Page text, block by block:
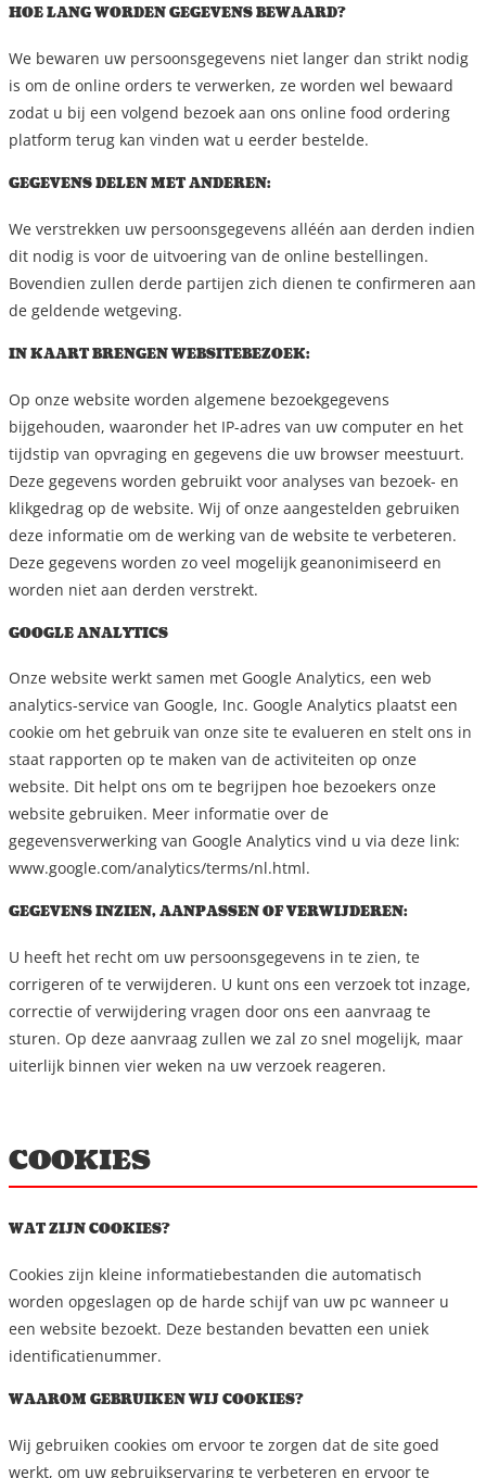
HOE LANG WORDEN GEGEVENS BEWAARD?
We bewaren uw persoonsgegevens niet langer dan strikt nodig
is om de online orders te verwerken, ze worden wel bewaard
zodat u bij een volgend bezoek aan ons online food ordering
platform terug kan vinden wat u eerder bestelde.
GEGEVENS DELEN MET ANDEREN:
We verstrekken uw persoonsgegevens alléén aan derden indien
dit nodig is voor de uitvoering van de online bestellingen.
Bovendien zullen derde partijen zich dienen te confirmeren aan
de geldende wetgeving.
IN KAART BRENGEN WEBSITEBEZOEK:
Op onze website worden algemene bezoekgegevens
bijgehouden, waaronder het IP-adres van uw computer en het
tijdstip van opvraging en gegevens die uw browser meestuurt.
Deze gegevens worden gebruikt voor analyses van bezoek- en
klikgedrag op de website. Wij of onze aangestelden gebruiken
deze informatie om de werking van de website te verbeteren.
Deze gegevens worden zo veel mogelijk geanonimiseerd en
worden niet aan derden verstrekt.
GOOGLE ANALYTICS
Onze website werkt samen met Google Analytics, een web
analytics-service van Google, Inc. Google Analytics plaatst een
cookie om het gebruik van onze site te evalueren en stelt ons in
staat rapporten op te maken van de activiteiten op onze
website. Dit helpt ons om te begrijpen hoe bezoekers onze
website gebruiken. Meer informatie over de
gegevensverwerking van Google Analytics vind u via deze link:
www.google.com/analytics/terms/nl.html.
GEGEVENS INZIEN, AANPASSEN OF VERWIJDEREN:
U heeft het recht om uw persoonsgegevens in te zien, te
corrigeren of te verwijderen. U kunt ons een verzoek tot inzage,
correctie of verwijdering vragen door ons een aanvraag te
sturen. Op deze aanvraag zullen we zal zo snel mogelijk, maar
uiterlijk binnen vier weken na uw verzoek reageren.
COOKIES
WAT ZIJN COOKIES?
Cookies zijn kleine informatiebestanden die automatisch
worden opgeslagen op de harde schijf van uw pc wanneer u
een website bezoekt. Deze bestanden bevatten een uniek
identificatienummer.
WAAROM GEBRUIKEN WIJ COOKIES?
Wij gebruiken cookies om ervoor te zorgen dat de site goed
werkt, om uw gebruikservaring te verbeteren en ervoor te